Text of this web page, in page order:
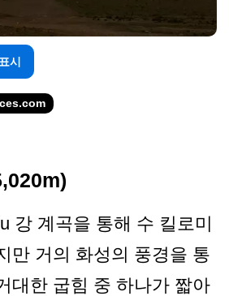
시
강 계곡을 통해 수 킬로미
만 거의 화성의 풍경을 통
대한 굽힘 중 하나가 짧아